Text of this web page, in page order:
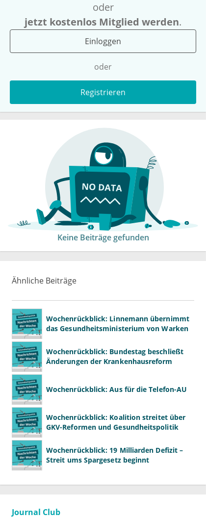
oder
jetzt kostenlos Mitglied werden.
Einloggen
oder
Registrieren
Keine Beiträge gefunden
Ähnliche Beiträge
Wochenrückblick: Linnemann übernimmt
das Gesundheitsministerium von Warken
Wochenrückblick: Bundestag beschließt
Änderungen der Krankenhausreform
Wochenrückblick: Aus für die Telefon-AU
Wochenrückblick: Koalition streitet über
GKV-Reformen und Gesundheitspolitik
Wochenrückblick: 19 Milliarden Defizit –
Streit ums Spargesetz beginnt
Journal Club